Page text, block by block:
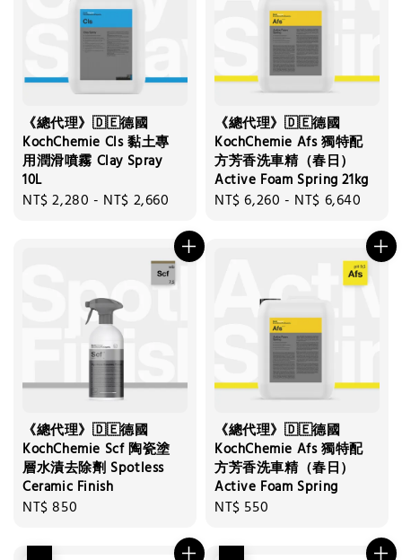
《總代理》🇩🇪德國
KochChemie Cls 黏土專
用潤滑噴霧 Clay Spray
10L
Regular
NT$ 2,280 - NT$ 2,660
《總代理》🇩🇪德國
KochChemie Afs 獨特配
方芳香洗車精（春日）
Active Foam Spring 21kg
Regular
NT$ 6,260 - NT$ 6,640
《總代理》🇩🇪德國
KochChemie Scf 陶瓷塗
層水漬去除劑 Spotless
Ceramic Finish
Regular
NT$ 850
《總代理》🇩🇪德國
KochChemie Afs 獨特配
方芳香洗車精（春日）
Active Foam Spring
Regular
NT$ 550